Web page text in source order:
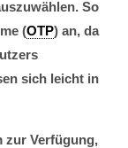
So
(OTP) an, da
sich leicht in
zur Verfügung,